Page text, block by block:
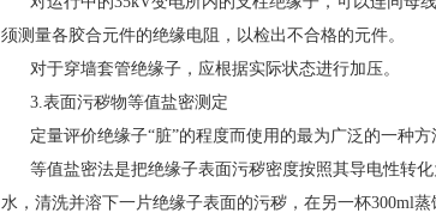
须测量各胶合元件的绝缘电阻，以检出不合格的元件。
对于穿墙套管绝缘子，应根据实际状态进行加压。
3.表面污秽物等值盐密测定
定量评价绝缘子“脏”的程度而使用的最为广泛的一种方
等值盐密法是把绝缘子表面污秽密度按照其导电性转
水，清洗并溶下一片绝缘子表面的污秽，在另一杯300ml